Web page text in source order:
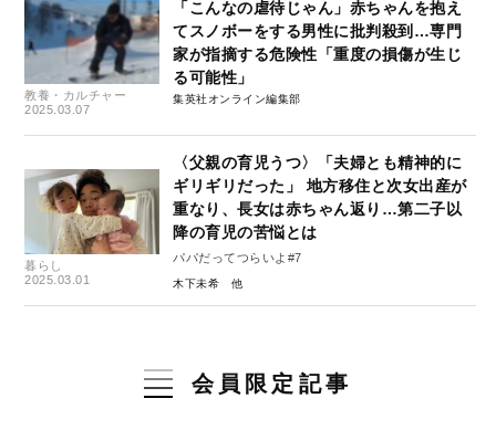
教養・カルチャー
2025.03.07
「こんなの虐待じゃん」赤ちゃんを抱え
てスノボーをする男性に批判殺到…専門
家が指摘する危険性「重度の損傷が生じ
る可能性」
集英社オンライン編集部
暮らし
2025.03.01
〈父親の育児うつ〉「夫婦とも精神的に
ギリギリだった」 地方移住と次女出産が
重なり、長女は赤ちゃん返り…第二子以
降の育児の苦悩とは
パパだってつらいよ#7
木下未希
会員限定記事